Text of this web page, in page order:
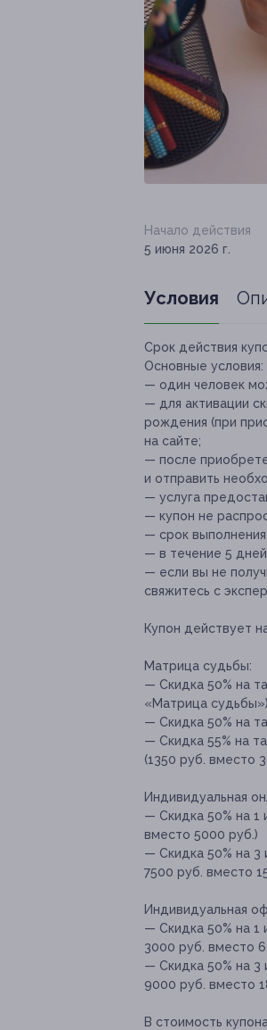
Начало действия
5 июня 2026 г.
Условия
Срок действия
Основные условия:
— один человек
— для активации
рождения (при
на сайте;
— после
и отправить
— услуга
— купон не
— срок
— в течение 5
— если вы не
свяжитесь с
Купон действует
Матрица судьбы:
— Скидка 50% на
«Матрица
— Скидка 50% на
— Скидка 55% на
(1350 руб. вместо
Индивидуальная
— Скидка 50% на 1
вместо 5000 руб.)
— Скидка 50% на 3
7500 руб. вместо
Индивидуальная
— Скидка 50% на 1
3000 руб. вместо
— Скидка 50% на 3
9000 руб. вместо
В стоимость